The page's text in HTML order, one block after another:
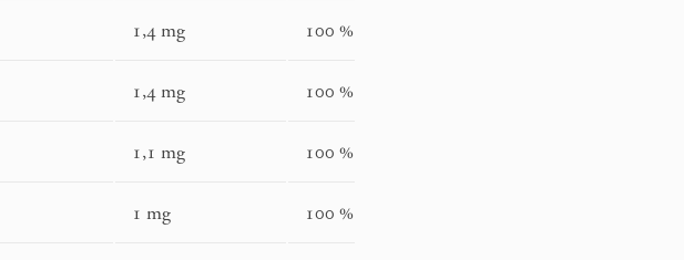
1,4 mg 100 %
1,4 mg 100 %
1,1 mg 100 %
1 mg 100 %